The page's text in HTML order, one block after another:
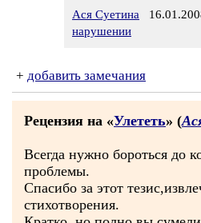
Ася Суетина
нарушении
+ добавить замечания
Рецензия на «Улететь» (
Всегда нужно бороться до
проблемы.
Спасибо за этот
стихотворения.